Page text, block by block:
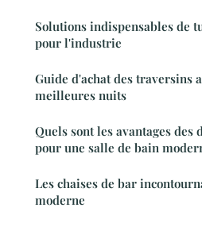
Solutions indispensables de
pour l'industrie
Guide d'achat des traversins
meilleures nuits
Quels sont les avantages des
pour une salle de bain
Les chaises de bar
moderne